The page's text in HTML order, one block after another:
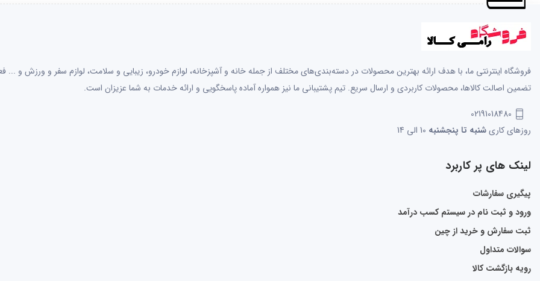
فروشگاه اینترنتی ما، با هدف ارائه بهترین محصولات در دسته‌بندی‌های مختلف از جمله خانه و آشپزخانه، لوازم خودرو، زیبایی و سلامت، لوازم سفر و ورزش و
تضمین اصالت کالاها، محصولات کاربردی و ارسال سریع. تیم پشتیبانی ما نیز همواره آماده پاسخگویی و ارائه خدمات به شما عزیزان است.
02191018480
روزهای کاریشنبه تا پنجشنبه
لینک های پر کاربرد
پیگیری سفارشات
ورود و ثبت نام در سیستم کسب درآمد
ثبت سفارش و خرید از چین
سوالات متداول
رویه بازگشت کالا